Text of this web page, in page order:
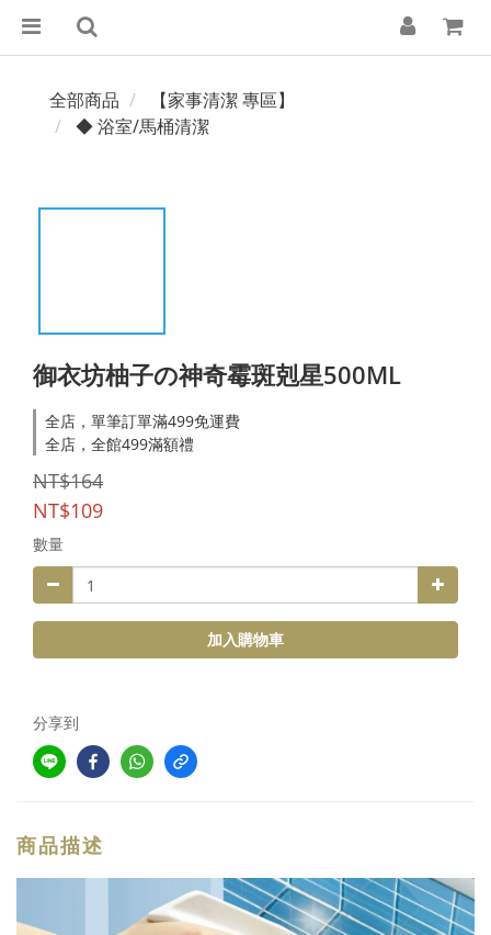
全部商品
【家事清潔 專區】
◆ 浴室/馬桶清潔
御衣坊柚子の神奇霉斑剋星500ML
全店，單筆訂單滿499免運費
全店，全館499滿額禮
NT$164
NT$109
數量
加入購物車
分享到
商品描述